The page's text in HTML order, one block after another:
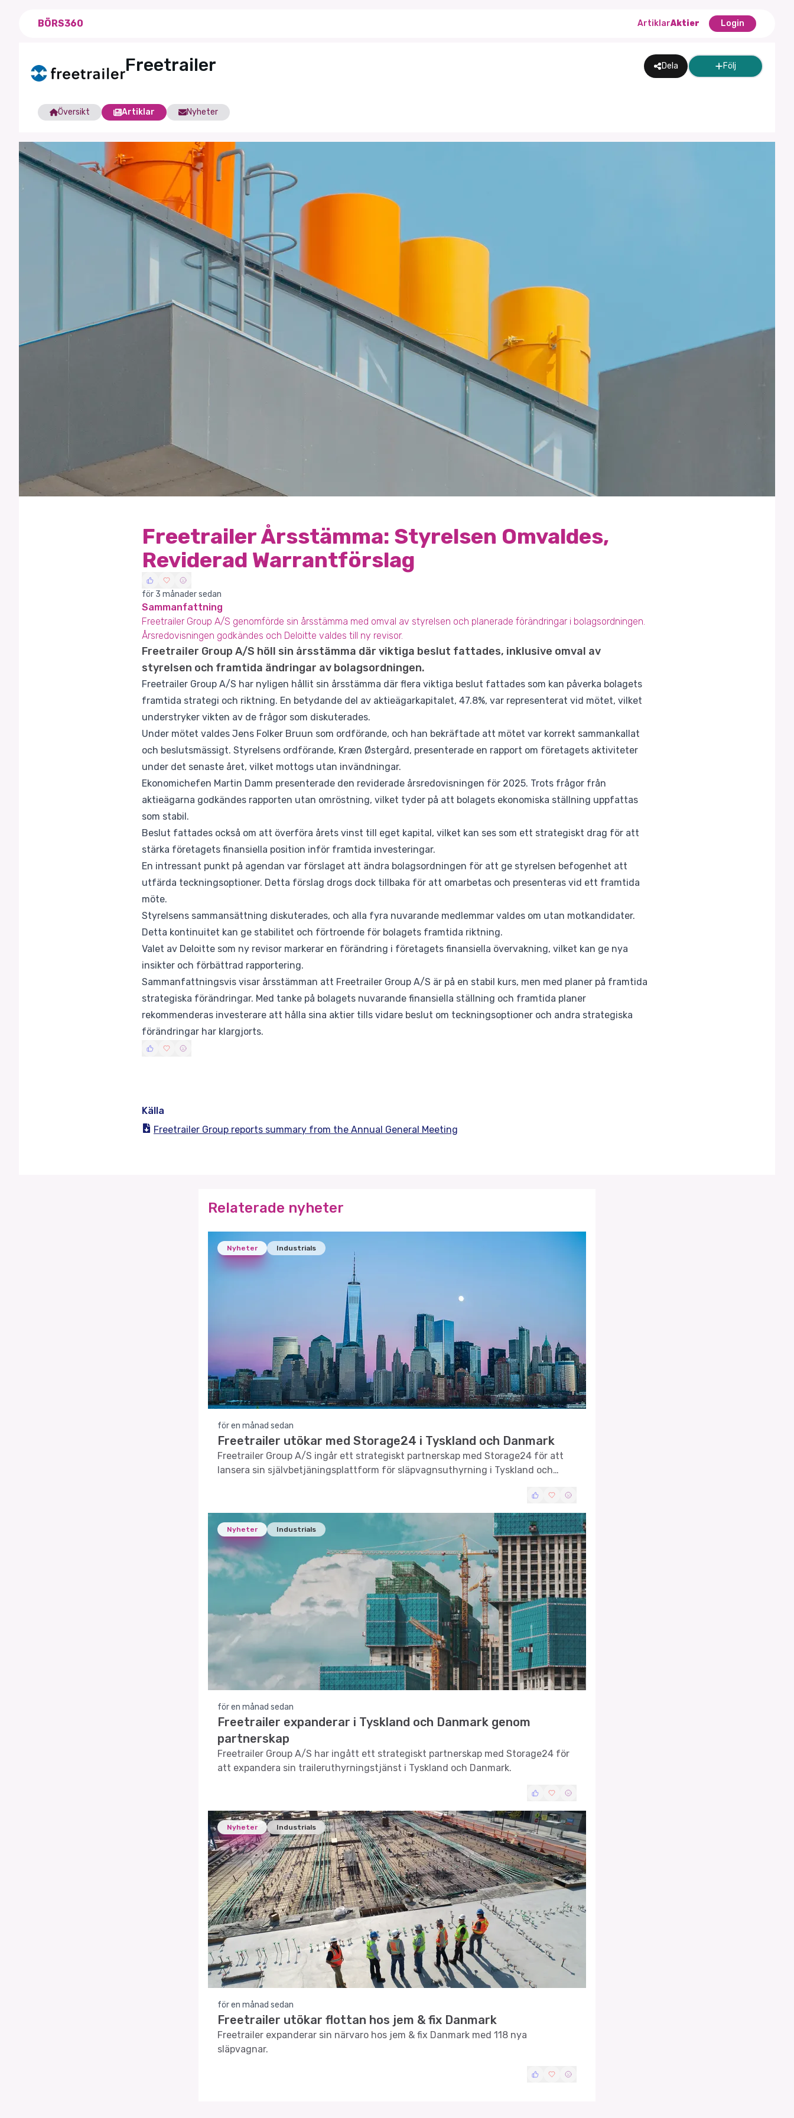
BÖRS360 ArtiklarAktier Login
Freetrailer Dela Följ
Översikt Artiklar Nyheter
Freetrailer Årsstämma: Styrelsen Omvaldes,
Reviderad Warrantförslag
för 3 månader sedan
Sammanfattning
Freetrailer Group A/S genomförde sin årsstämma med omval av styrelsen och planerade förändringar i bolagsordningen.
Årsredovisningen godkändes och Deloitte valdes till ny revisor.
Freetrailer Group A/S höll sin årsstämma där viktiga beslut fattades, inklusive omval av
styrelsen och framtida ändringar av bolagsordningen.
Freetrailer Group A/S har nyligen hållit sin årsstämma där flera viktiga beslut fattades som kan påverka bolagets
framtida strategi och riktning. En betydande del av aktieägarkapitalet, 47.8%, var representerat vid mötet, vilket
understryker vikten av de frågor som diskuterades.
Under mötet valdes Jens Folker Bruun som ordförande, och han bekräftade att mötet var korrekt sammankallat
och beslutsmässigt. Styrelsens ordförande, Kræn Østergård, presenterade en rapport om företagets aktiviteter
under det senaste året, vilket mottogs utan invändningar.
Ekonomichefen Martin Damm presenterade den reviderade årsredovisningen för 2025. Trots frågor från
aktieägarna godkändes rapporten utan omröstning, vilket tyder på att bolagets ekonomiska ställning uppfattas
som stabil.
Beslut fattades också om att överföra årets vinst till eget kapital, vilket kan ses som ett strategiskt drag för att
stärka företagets finansiella position inför framtida investeringar.
En intressant punkt på agendan var förslaget att ändra bolagsordningen för att ge styrelsen befogenhet att
utfärda teckningsoptioner. Detta förslag drogs dock tillbaka för att omarbetas och presenteras vid ett framtida
möte.
Styrelsens sammansättning diskuterades, och alla fyra nuvarande medlemmar valdes om utan motkandidater.
Detta kontinuitet kan ge stabilitet och förtroende för bolagets framtida riktning.
Valet av Deloitte som ny revisor markerar en förändring i företagets finansiella övervakning, vilket kan ge nya
insikter och förbättrad rapportering.
Sammanfattningsvis visar årsstämman att Freetrailer Group A/S är på en stabil kurs, men med planer på framtida
strategiska förändringar. Med tanke på bolagets nuvarande finansiella ställning och framtida planer
rekommenderas investerare att hålla sina aktier tills vidare beslut om teckningsoptioner och andra strategiska
förändringar har klargjorts.
Källa
Freetrailer Group reports summary from the Annual General Meeting
Relaterade nyheter
Nyheter Industrials
för en månad sedan
Freetrailer utökar med Storage24 i Tyskland och Danmark
Freetrailer Group A/S ingår ett strategiskt partnerskap med Storage24 för att
lansera sin självbetjäningsplattform för släpvagnsuthyrning i Tyskland och
Nyheter Industrials
för en månad sedan
Freetrailer expanderar i Tyskland och Danmark genom
partnerskap
Freetrailer Group A/S har ingått ett strategiskt partnerskap med Storage24 för
att expandera sin traileruthyrningstjänst i Tyskland och Danmark.
Nyheter Industrials
för en månad sedan
Freetrailer utökar flottan hos jem & fix Danmark
Freetrailer expanderar sin närvaro hos jem & fix Danmark med 118 nya
släpvagnar.